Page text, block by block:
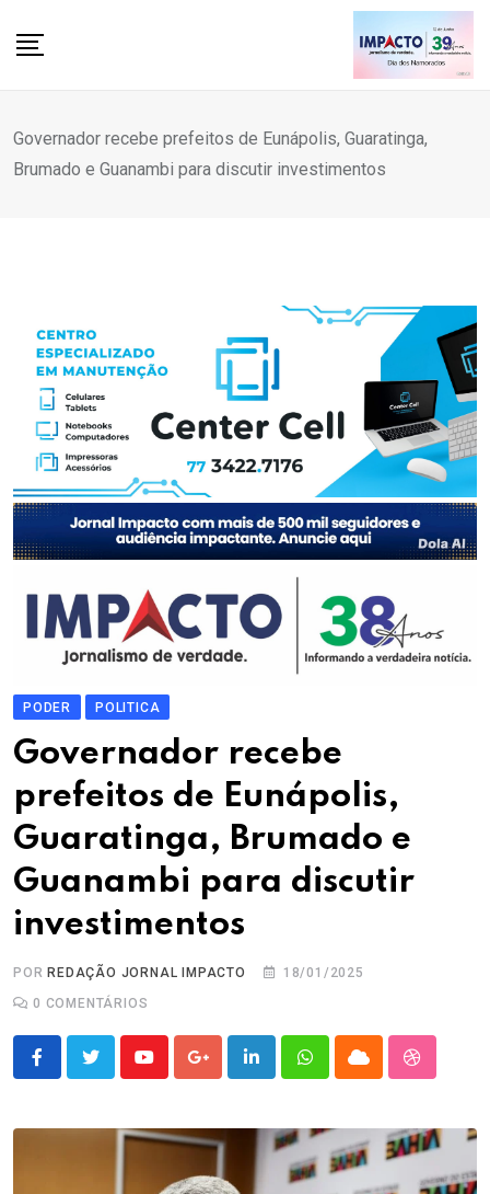
Governador recebe prefeitos de Eunápolis, Guaratinga,
Brumado e Guanambi para discutir investimentos
PODER POLITICA
Governador recebe
prefeitos de Eunápolis,
Guaratinga, Brumado e
Guanambi para discutir
investimentos
POR REDAÇÃO JORNAL IMPACTO
18/01/2025
0 COMENTÁRIOS
YoutubeGoogle+LinkedInWhatsappCloud